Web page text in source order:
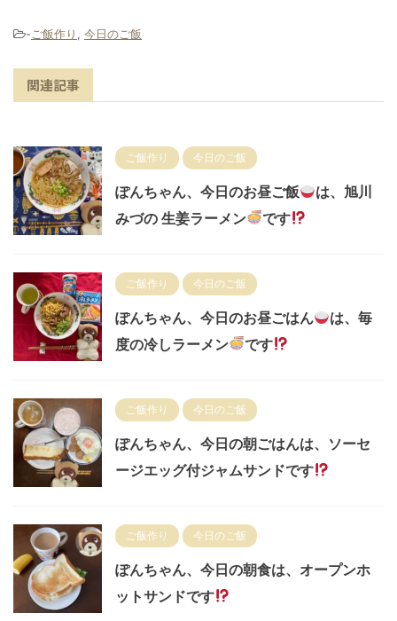
- ご飯作り , 今日のご飯
関連記事
ご飯作り 今日のご飯
ぽんちゃん、今日のお昼ご飯
は、旭川
みづの 生姜ラーメン
です
ご飯作り 今日のご飯
ぽんちゃん、今日のお昼ごはん
は、毎
度の冷しラーメン
です
ご飯作り 今日のご飯
ぽんちゃん、今日の朝ごはんは、ソーセ
ージエッグ付ジャムサンドです
ご飯作り 今日のご飯
ぽんちゃん、今日の朝食は、オープンホ
ットサンドです